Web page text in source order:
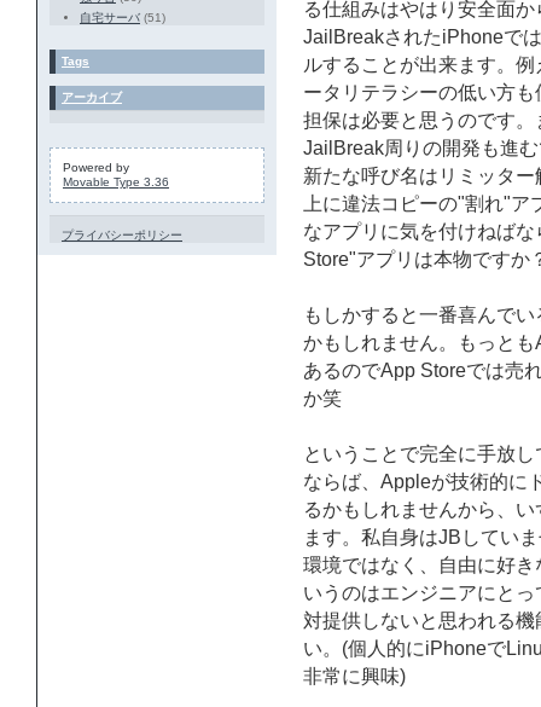
る仕組みはやはり安全面
JailBreakされたiPhoneで
ルすることが出来ます。
ータリテラシーの低い方
担保は必要と思うのです
JailBreak周りの開発も進
新たな呼び名はリミッタ
上に違法コピーの"割れ"
なアプリに気を付けねば
Store"アプリは本物ですか
もしかすると一番喜んで
かもしれません。もっと
あるのでApp Storeでは売
か笑
ということで完全に手放
ならば、Appleが技術的に
るかもしれませんから、
ます。私自身はJBしてい
環境ではなく、自由に好
いうのはエンジニアにと
対提供しないと思われる
い。(個人的にiPhoneで
非常に興味)
自宅サーバ (51)
Tags
アーカイブ
Powered by
Movable Type 3.36
プライバシーポリシー